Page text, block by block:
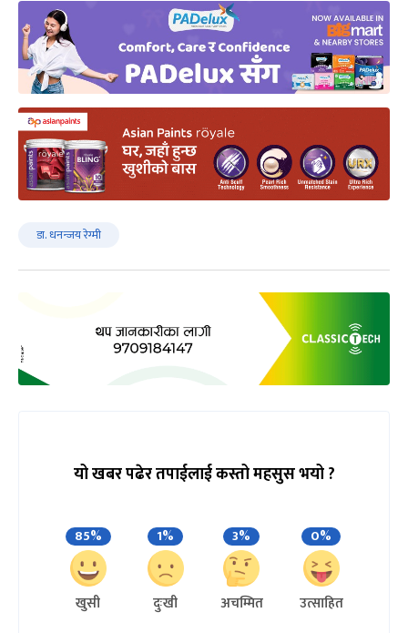
डा. धनन्जय रेग्मी
यो खबर पढेर तपाईलाई कस्तो महसुस भयो ?
85%
खुसी
1%
दुःखी
3%
अचम्मित
0%
उत्साहित